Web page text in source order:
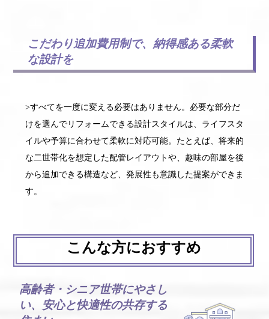
こだわり追加費用制で、納得感ある柔軟
な設計を
>すべてを一度に変える必要はありません。必要な部分だ
けを選んでリフォームできる設計スタイルは、ライフスタ
イルや予算に合わせて柔軟に対応可能。たとえば、将来的
な二世帯化を想定した配管レイアウトや、趣味の部屋を後
から追加できる構造など、発展性も意識した提案ができま
す。
こんな方におすすめ
高齢者・シニア世帯にやさし
い、安心と快適性の共存する